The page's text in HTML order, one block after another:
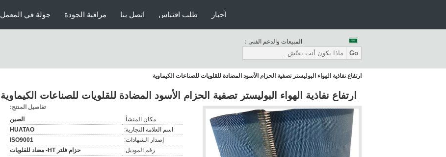
جولة في المعمل مراقبة الجودة اتصل بنا طلب اقتباس أخبار
المبيعات والدعم الفنى：
Go
ارتفاع نفاذية الهواء البوليستر تصفية الحزام الأسود المضادة للقلويات للصناعات الكيماوية
ارتفاع نفاذية الهواء البوليستر تصفية الحزام الأسود المضادة للقلويات للصناعات الكيماوية
تفاصيل المنتج:
مكان المنشأ:
الصين
اسم العلامة التجارية:
HUATAO
إصدار الشهادات:
ISO9001
رقم الموديل:
حزام فلتر HT- مضاد للقلويات